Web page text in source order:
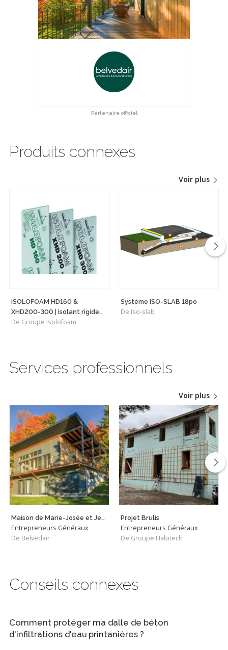
Partenaire officiel
Produits connexes
Voir plus
ISOLOFOAM HD160 &
XHD200-300 | Isolant rigide
haute densité polyvalent
De Groupe Isolofoam
Système ISO-SLAB 18po
De Iso-slab
Services professionnels
Voir plus
Maison de Marie-Josée et Jean
Entrepreneurs Généraux
De Belvedair
Projet Brulis
Entrepreneurs Généraux
De Groupe Habitech
Conseils connexes
Comment protéger ma dalle de béton
d'infiltrations d'eau printanières ?